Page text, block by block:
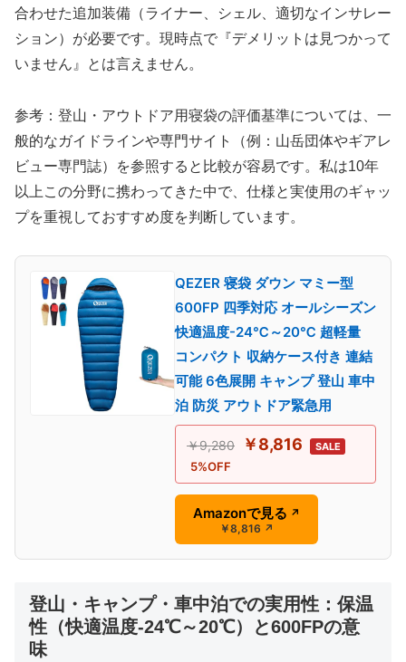
合わせた追加装備（ライナー、シェル、適切なインサレー
ション）が必要です。現時点で『デメリットは見つかって
いません』とは言えません。
参考：登山・アウトドア用寝袋の評価基準については、一
般的なガイドラインや専門サイト（例：山岳団体やギアレ
ビュー専門誌）を参照すると比較が容易です。私は10年
以上この分野に携わってきた中で、仕様と実使用のギャッ
プを重視しておすすめ度を判断しています。
QEZER 寝袋 ダウン マミー型
600FP 四季対応 オールシーズン
快適温度-24℃～20℃ 超軽量
コンパクト 収納ケース付き 連結
可能 6色展開 キャンプ 登山 車中
泊 防災 アウトドア緊急用
￥9,280 ￥8,816 SALE
5%OFF
Amazonで見る ↗
￥8,816 ↗
登山・キャンプ・車中泊での実用性：保温
性（快適温度-24℃～20℃）と600FPの意
味